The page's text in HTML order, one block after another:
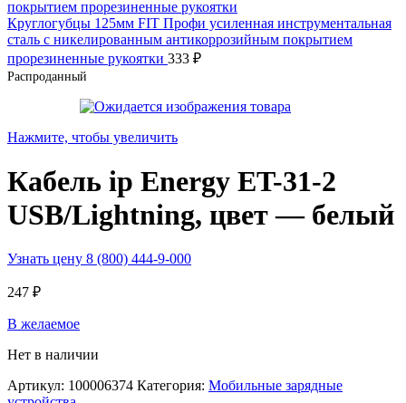
Круглогубцы 125мм FIT Профи усиленная инструментальная
сталь c никелированным антикоррозийным покрытием
прорезиненные рукоятки 333 ₽
Распроданный
Нажмите, чтобы увеличить
Кабель ip Energy ET-31-2
USB/Lightning, цвет — белый
Узнать цену 8 (800) 444-9-000
247 ₽
В желаемое
Нет в наличии
Артикул: 100006374 Категория: Мобильные зарядные